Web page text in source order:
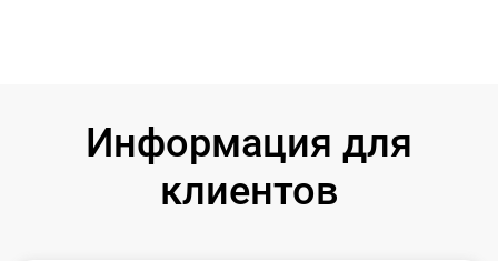
Информация для
клиентов